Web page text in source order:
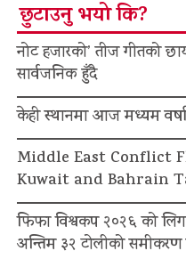
छुटाउनु भयो कि?
नोट हजारको’ तीज गीतको
सार्वजनिक हुँदै
केही स्थानमा आज मध्यम
Middle East Conflict
Kuwait and Bahrain
फिफा विश्वकप २०२६ को
अन्तिम ३२ टोलीको समीकरण